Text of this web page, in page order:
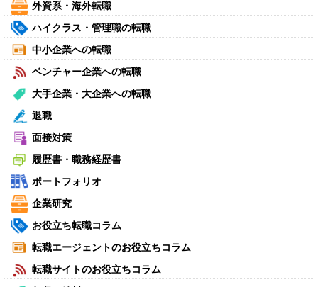
外資系・海外転職
ハイクラス・管理職の転職
中小企業への転職
ベンチャー企業への転職
大手企業・大企業への転職
退職
面接対策
履歴書・職務経歴書
ポートフォリオ
企業研究
お役立ち転職コラム
転職エージェントのお役立ちコラム
転職サイトのお役立ちコラム